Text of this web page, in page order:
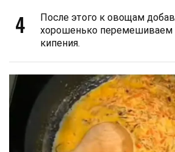
4
После этого к овощам
хорошенько перемешиваем
кипения.